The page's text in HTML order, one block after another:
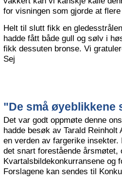
for visningen som gjorde at
Helt til slutt fikk en
hadde fått både gull og sølv i
fikk dessuten bronse. Vi
Sej
"De små øyeblikkene
Det var godt oppmøte denne
hadde besøk av Tarald
en verden av fargerike
det snart forestående
Kvartalsbildekonkurransene og
Forslagene kan sendes til